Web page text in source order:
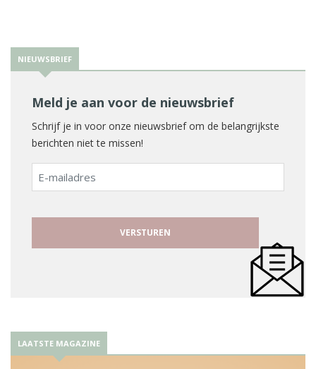
NIEUWSBRIEF
Meld je aan voor de nieuwsbrief
Schrijf je in voor onze nieuwsbrief om de belangrijkste
berichten niet te missen!
E-
mailadres
LAATSTE MAGAZINE